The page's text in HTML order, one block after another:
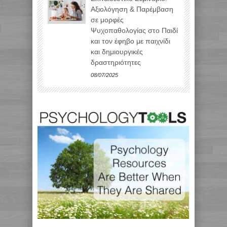
Αξιολόγηση & Παρέμβαση
σε μορφές
Ψυχοπαθολογίας στο Παιδί
και τον έφηβο με παιχνίδι
και δημιουργικές
δραστηριότητες
08/07/2025